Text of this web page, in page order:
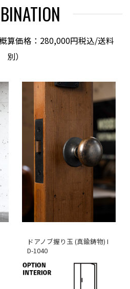
算価格：280,000円税込/送料
別）
ドアノブ握り玉 (真鍮鋳物) I
D-1040